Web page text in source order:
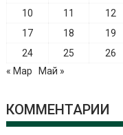
10
11 12
17
18 19
24
25 26
« Мар
Май »
КОММЕНТАРИИ